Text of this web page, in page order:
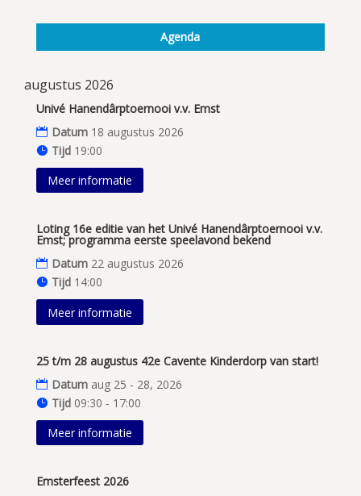
Agenda
augustus 2026
Univé Hanendârptoernooi v.v. Emst
Datum 18 augustus 2026
Tijd 19:00
Meer informatie
Loting 16e editie van het Univé Hanendârptoernooi v.v.
Emst; programma eerste speelavond bekend
Datum 22 augustus 2026
Tijd 14:00
Meer informatie
25 t/m 28 augustus 42e Cavente Kinderdorp van start!
Datum aug 25 - 28, 2026
Tijd 09:30 - 17:00
Meer informatie
Emsterfeest 2026